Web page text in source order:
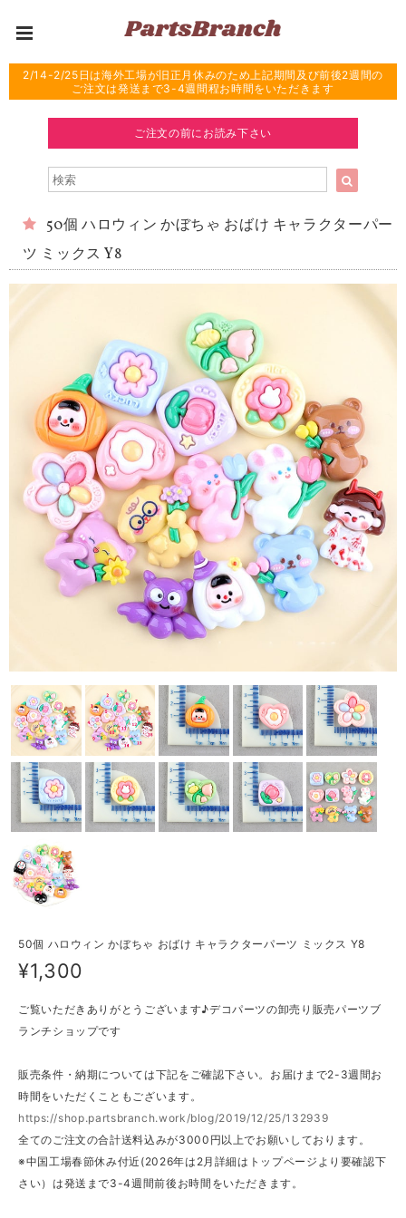
2/14-2/25日は海外工場が旧正月休みのため上記期間及び前後2週間の
ご注文は発送まで3-4週間程お時間をいただきます
ご注文の前にお読み下さい
50個 ハロウィン かぼちゃ おばけ キャラクターパー
ツ ミックス Y8
50個 ハロウィン かぼちゃ おばけ キャラクターパーツ ミックス Y8
¥1,300
ご覧いただきありがとうございます♪デコパーツの卸売り販売パーツブ
ランチショップです
販売条件・納期については下記をご確認下さい。お届けまで2-3週間お
時間をいただくこともございます。
https://shop.partsbranch.work/blog/2019/12/25/132939
全てのご注文の合計送料込みが3000円以上でお願いしております。
※中国工場春節休み付近(2026年は2月詳細はトップページより要確認下
さい）は発送まで3-4週間前後お時間をいただきます。